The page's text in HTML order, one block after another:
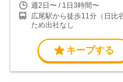
週2日〜 / 1日3時間〜
広尾駅から徒歩11分（日比
ため出社なし
キープする